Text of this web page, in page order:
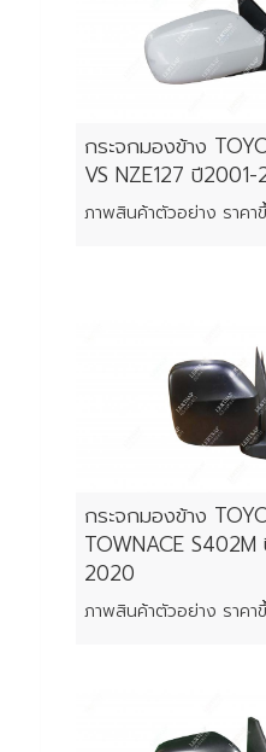
กระจกมองข้าง
VS NZE127 ปี
กระจกมองข้าง
TOWNACE
2020